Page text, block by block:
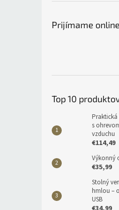
Prijímame
Top 10
s
vzduchu
€114,49
Výkonný
€35,99
Stolný
hmlou –
USB